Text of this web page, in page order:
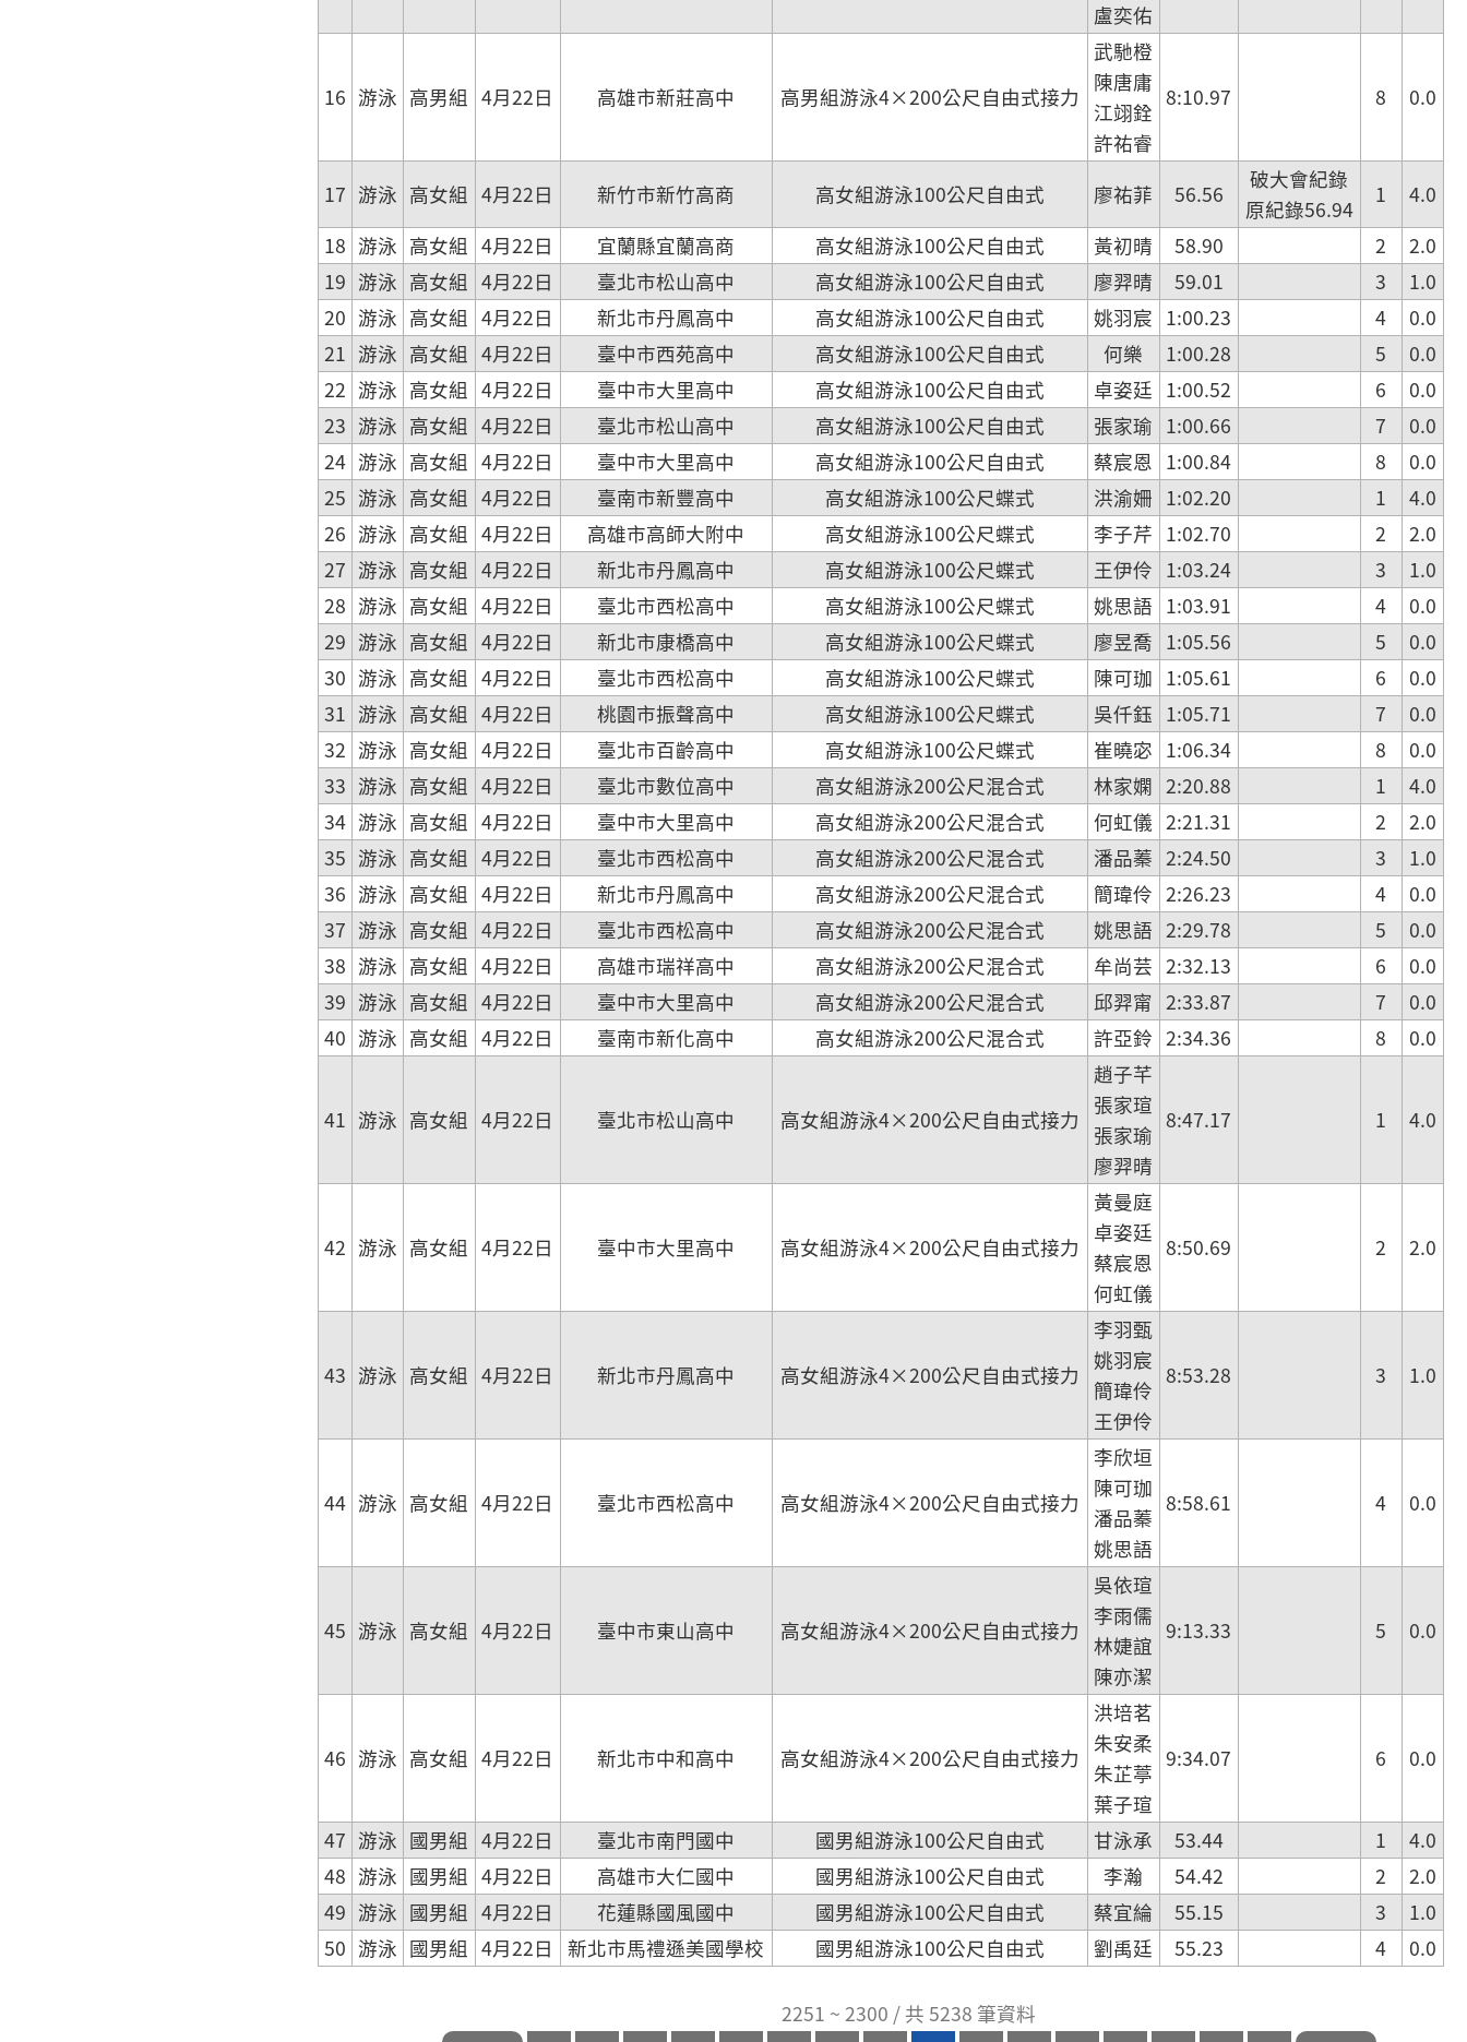
盧奕佑
16 游泳 高男組 4月22日 高雄市新莊高中 高男組游泳4×200公尺自由式接力
武馳橙
陳唐庸
江翊銓
許祐睿
8:10.97 8 0.0
17 游泳 高女組 4月22日 新竹市新竹高商 高女組游泳100公尺自由式 廖祐菲 56.56
破大會紀錄
原紀錄56.94
1
4.0
18 游泳 高女組 4月22日 宜蘭縣宜蘭高商 高女組游泳100公尺自由式 黃初晴 58.90 2
2.0
19 游泳 高女組 4月22日 臺北市松山高中 高女組游泳100公尺自由式 廖羿晴 59.01 3
1.0
20 游泳 高女組 4月22日 新北市丹鳳高中 高女組游泳100公尺自由式 姚羽宸 1:00.23 4
0.0
21 游泳 高女組 4月22日 臺中市西苑高中 高女組游泳100公尺自由式 何樂 1:00.28 5
0.0
22 游泳 高女組 4月22日 臺中市大里高中 高女組游泳100公尺自由式 卓姿廷 1:00.52 6
0.0
23 游泳 高女組 4月22日 臺北市松山高中 高女組游泳100公尺自由式 張家瑜 1:00.66 7
0.0
24 游泳 高女組 4月22日 臺中市大里高中 高女組游泳100公尺自由式 蔡宸恩 1:00.84 8
0.0
25 游泳 高女組 4月22日 臺南市新豐高中 高女組游泳100公尺蝶式 洪渝姍 1:02.20 1
4.0
26 游泳 高女組 4月22日 高雄市高師大附中 高女組游泳100公尺蝶式 李子芹 1:02.70 2
2.0
27 游泳 高女組 4月22日 新北市丹鳳高中 高女組游泳100公尺蝶式 王伊伶 1:03.24 3
1.0
28 游泳 高女組 4月22日 臺北市西松高中 高女組游泳100公尺蝶式 姚思語 1:03.91 4
0.0
29 游泳 高女組 4月22日 新北市康橋高中 高女組游泳100公尺蝶式 廖昱喬 1:05.56 5
0.0
30 游泳 高女組 4月22日 臺北市西松高中 高女組游泳100公尺蝶式 陳可珈 1:05.61 6
0.0
31 游泳 高女組 4月22日 桃園市振聲高中 高女組游泳100公尺蝶式 吳仟鈺 1:05.71 7
0.0
32 游泳 高女組 4月22日 臺北市百齡高中 高女組游泳100公尺蝶式 崔曉宓 1:06.34 8
0.0
33 游泳 高女組 4月22日 臺北市數位高中 高女組游泳200公尺混合式 林家嫻 2:20.88 1
4.0
34 游泳 高女組 4月22日 臺中市大里高中 高女組游泳200公尺混合式 何虹儀 2:21.31 2
2.0
35 游泳 高女組 4月22日 臺北市西松高中 高女組游泳200公尺混合式 潘品蓁 2:24.50 3
1.0
36 游泳 高女組 4月22日 新北市丹鳳高中 高女組游泳200公尺混合式 簡瑋伶 2:26.23 4
0.0
37 游泳 高女組 4月22日 臺北市西松高中 高女組游泳200公尺混合式 姚思語 2:29.78 5
0.0
38 游泳 高女組 4月22日 高雄市瑞祥高中 高女組游泳200公尺混合式 牟尚芸 2:32.13 6
0.0
39 游泳 高女組 4月22日 臺中市大里高中 高女組游泳200公尺混合式 邱羿甯 2:33.87 7
0.0
40 游泳 高女組 4月22日 臺南市新化高中 高女組游泳200公尺混合式 許亞鈴 2:34.36 8 0.0
41 游泳 高女組 4月22日 臺北市松山高中 高女組游泳4×200公尺自由式接力
趙子芊
張家瑄
張家瑜
廖羿晴
8:47.17 1 4.0
42 游泳 高女組 4月22日 臺中市大里高中 高女組游泳4×200公尺自由式接力
黃曼庭
卓姿廷
蔡宸恩
何虹儀
8:50.69 2 2.0
43 游泳 高女組 4月22日 新北市丹鳳高中 高女組游泳4×200公尺自由式接力
李羽甄
姚羽宸
簡瑋伶
王伊伶
8:53.28 3 1.0
44 游泳 高女組 4月22日 臺北市西松高中 高女組游泳4×200公尺自由式接力
李欣垣
陳可珈
潘品蓁
姚思語
8:58.61 4 0.0
45 游泳 高女組 4月22日 臺中市東山高中 高女組游泳4×200公尺自由式接力
吳依瑄
李雨儒
林婕誼
陳亦潔
9:13.33 5 0.0
46 游泳 高女組 4月22日 新北市中和高中 高女組游泳4×200公尺自由式接力
洪培茗
朱安柔
朱芷葶
葉子瑄
9:34.07 6 0.0
47 游泳 國男組 4月22日 臺北市南門國中 國男組游泳100公尺自由式 甘泳承 53.44 1
4.0
48 游泳 國男組 4月22日 高雄市大仁國中 國男組游泳100公尺自由式 李瀚 54.42 2
2.0
49 游泳 國男組 4月22日 花蓮縣國風國中 國男組游泳100公尺自由式 蔡宜綸 55.15 3
1.0
50 游泳 國男組 4月22日 新北市馬禮遜美國學校 國男組游泳100公尺自由式 劉禹廷 55.23 4 0.0
2251 ~ 2300 / 共 5238 筆資料